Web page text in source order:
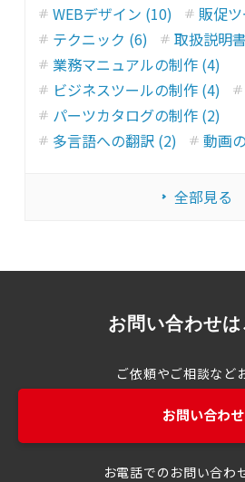
WEBデザイン (10)
販促
テクニック (6)
取扱説明
業務マニュアルの制作 (4)
ビジネスツールの制作 (4)
パーツカタログの制作 (2)
多言語への翻訳 (2)
動画
全部見る
お問い合わせ
ご依頼やご相談など
お問い合わせ
お電話でのお問い合わ